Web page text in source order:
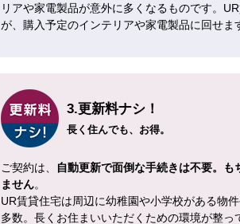
リアや家電製品が意外に多くなるものです。
が、購入予定のインテリアや家電製品に回せま
3.更新料ナシ！
長く住んでも、お得。
ご契約は、
自動更新で面倒な手続きは不要。も
ません。
UR賃貸住宅は周辺に幼稚園や小学校がある物
多数。長くお住まいいただくための環境が整っ